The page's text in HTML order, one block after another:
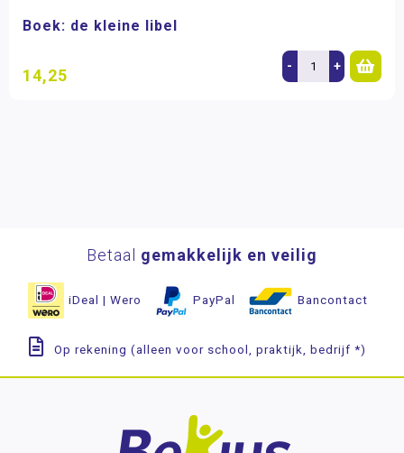
Boek: de kleine libel
14,25 - +
Betaal gemakkelijk en veilig
iDeal | Wero PayPal Bancontact
Op rekening (alleen voor school, praktijk, bedrijf *)